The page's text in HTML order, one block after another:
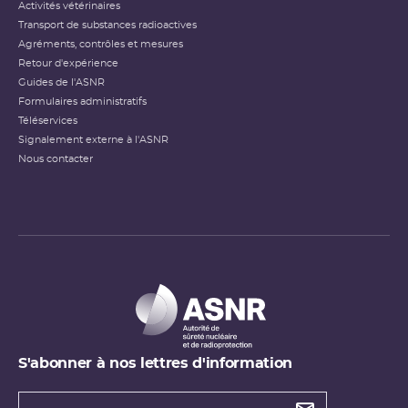
Activités vétérinaires
Transport de substances radioactives
Agréments, contrôles et mesures
Retour d'expérience
Guides de l'ASNR
Formulaires administratifs
Téléservices
Signalement externe à l'ASNR
Nous contacter
S'abonner à nos lettres d'information
Types de